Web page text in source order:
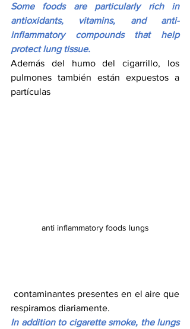
Some foods are particularly rich in
antioxidants, vitamins, and anti-
inflammatory compounds that help
protect lung tissue.
Además del humo del cigarrillo, los
pulmones también están expuestos a
partículas
anti inflammatory foods lungs
respiramos diariamente.
In addition to cigarette smoke, the lungs